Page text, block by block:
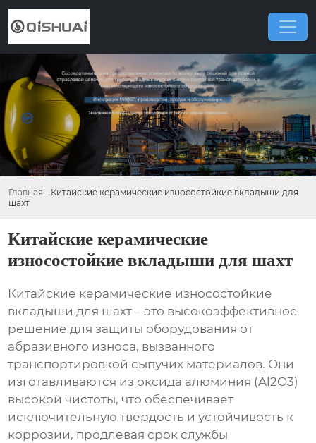
Главная - Китайские керамические износостойкие вкладыши для
шахт
Китайские керамические
износостойкие вкладыши для шахт
Китайские керамические износостойкие
вкладыши для шахт – это высокоэффективное
решение для защиты оборудования от
абразивного износа, вызванного
транспортировкой сыпучих материалов. Они
изготавливаются из оксида алюминия (Al2O3)
высокой чистоты, что обеспечивает
исключительную твердость и устойчивость к
коррозии, продлевая срок службы